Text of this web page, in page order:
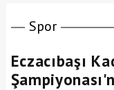
Spor
Eczacıbaşı